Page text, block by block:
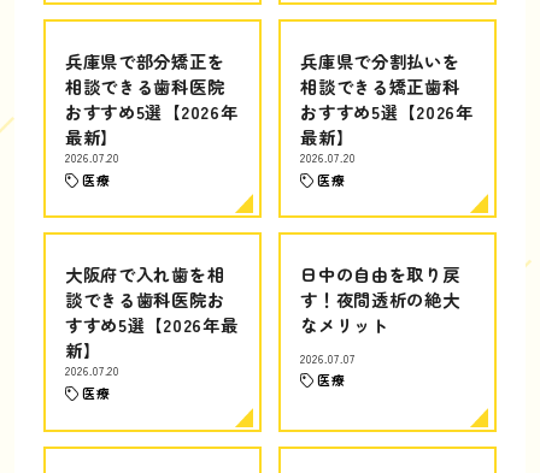
兵庫県で部分矯正を
相談できる歯科医院
おすすめ5選【2026年
最新】
2026.07.20
医療
兵庫県で分割払いを
相談できる矯正歯科
おすすめ5選【2026年
最新】
2026.07.20
医療
大阪府で入れ歯を相
談できる歯科医院お
すすめ5選【2026年最
新】
2026.07.20
医療
日中の自由を取り戻
す！夜間透析の絶大
なメリット
2026.07.07
医療